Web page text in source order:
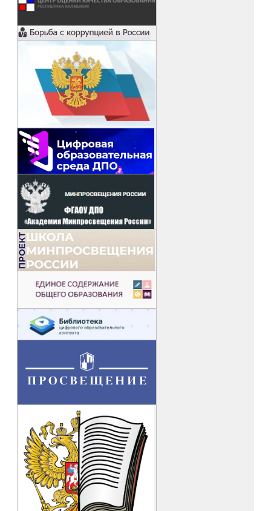
Республики Бурятия, Забайкальского края и Республики
использования электронных образовательных ресурсов в
процессе преподавания предмета.
Основные преимущества использования ЭОР, по
мнению учителей, экономия времени на занятиях благодаря
структурированности и четкости заданий, повышение
наглядности материала, что делает его более доступным
даже для слабоуспевающих учеников, развитие интереса к
обучению у учащихся, снижение трудоемкости процесса
контроля и консультирования, улучшение профессиональной
культуры учителя, повышение уровня функциональной
грамотности в сфере ИКТ, переход от роли простого
транслятора знаний к позиции учителя. Систематическое
включение ЭОР в учебный процесс помогает сохранить и
развить интерес к предметам, сделать материал более
понятным, предотвратить отставание учеников,
пропустивших занятия, предоставить дополнительные
материалы для повышения уровня развития, усилить
мотивацию за счет индивидуальных настроек и игровых
ситуаций.
Педагоги подчеркивают, что использование ЭОР позволяет
самореализовываться, самоутверждаться, тиражировать
собственный опыт, повышать авторитет среди коллег и
учащихся.
Но также учителя указывают на необходимость
тщательной подготовки к урокам с использованием ЭОР,
требующей переработки разнообразного материала. Тем не
менее зрелищность, яркость и новизна компьютерных
элементов урока в сочетании с другими методическими
приемами делают занятия более увлекательными и
Благодаря открытым урокам и мастер-классам слушатели
познакомились и с цифровыми технологиями, где каждый
учитель открыл для себя новые возможности. Слушатели
курса отметили, что учителя продемонстрировали
различные подходы к их внедрению по использованию
цифровых технологий в образовании.
восприятиецифровых технологий проявляется в том, что
педагоги активно внедряют новые методы обучения,